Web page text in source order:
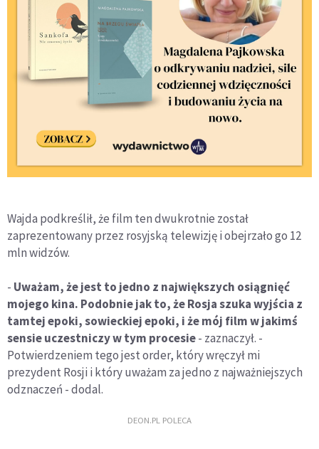
Wajda podkreślił, że film ten dwukrotnie został
zaprezentowany przez rosyjską telewizję i obejrzało go 12
mln widzów.
- Uważam, że jest to jedno z największych osiągnięć
mojego kina. Podobnie jak to, że Rosja szuka wyjścia z
tamtej epoki, sowieckiej epoki, i że mój film w jakimś
sensie uczestniczy w tym procesie- zaznaczył. -
Potwierdzeniem tego jest order, który wręczył mi
prezydent Rosji i który uważam za jedno z najważniejszych
odznaczeń - dodal.
DEON.PL POLECA